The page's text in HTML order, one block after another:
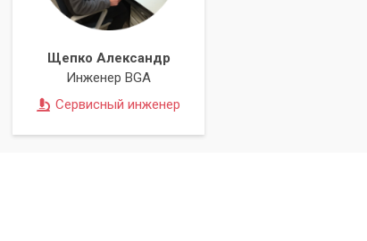
Щепко Александр
Инженер BGA
Сервисный инженер